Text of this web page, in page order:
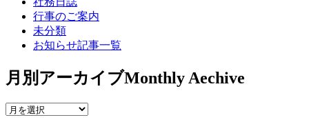
行事のご案内
未分類
お知らせ記事一覧
月別アーカイブMonthly Aechive